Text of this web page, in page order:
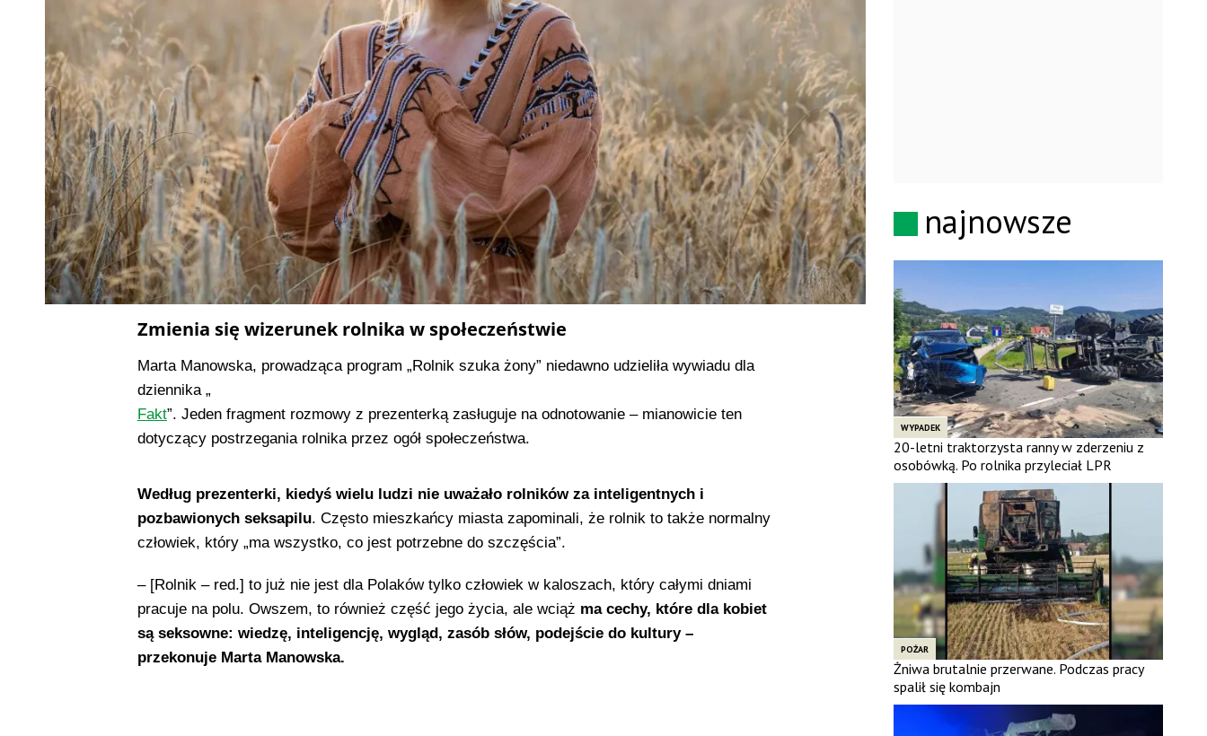
Zmienia się wizerunek rolnika w społeczeństwie
Marta Manowska, prowadząca program „Rolnik szuka żony” niedawno udzieliła wywiadu dla
dziennika „
Fakt”. Jeden fragment rozmowy z prezenterką zasługuje na odnotowanie – mianowicie ten
dotyczący postrzegania rolnika przez ogół społeczeństwa.
Według prezenterki, kiedyś wielu ludzi nie uważało rolników za inteligentnych i
pozbawionych seksapilu. Często mieszkańcy miasta zapominali, że rolnik to także normalny
człowiek, który „ma wszystko, co jest potrzebne do szczęścia”.
– [Rolnik – red.] to już nie jest dla Polaków tylko człowiek w kaloszach, który całymi dniami
pracuje na polu. Owszem, to również część jego życia, ale wciąż ma cechy, które dla kobiet
są seksowne: wiedzę, inteligencję, wygląd, zasób słów, podejście do kultury –
przekonuje Marta Manowska.
najnowsze
WYPADEK
20-letni traktorzysta ranny w zderzeniu z
osobówką. Po rolnika przyleciał LPR
POŻAR
Żniwa brutalnie przerwane. Podczas pracy
spalił się kombajn